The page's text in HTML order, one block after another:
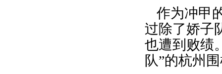
作为冲甲
过除了娇子
也遭到败绩
队”的杭州